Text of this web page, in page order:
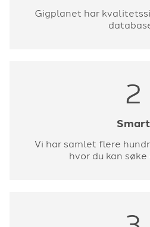
Gigplanet har
2
Smart
Vi har samlet flere
hvor du kan